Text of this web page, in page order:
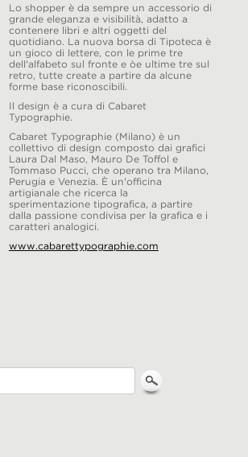
Lo shopper è da sempre un accessorio di
grande eleganza e visibilità, adatto a
contenere libri e altri oggetti del
quotidiano. La nuova borsa di Tipoteca è
un gioco di lettere, con le prime tre
dell'alfabeto sul fronte e òe ultime tre sul
retro, tutte create a partire da alcune
forme base riconoscibili.
Il design è a cura di Cabaret
Typographie.
Cabaret Typographie (Milano) è un
collettivo di design composto dai grafici
Laura Dal Maso, Mauro De Toffol e
Tommaso Pucci, che operano tra Milano,
Perugia e Venezia. È un'officina
artigianale che ricerca la
sperimentazione tipografica, a partire
dalla passione condivisa per la grafica e i
caratteri analogici.
www.cabarettypographie.com